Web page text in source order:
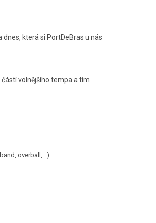
která si PortDeBras u nás
volnějšího tempa a tím
overball,...)